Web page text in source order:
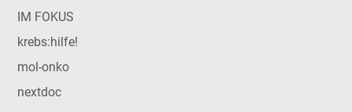
IM FOKUS
krebs:hilfe!
mol-onko
nextdoc